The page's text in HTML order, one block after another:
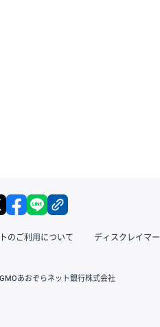
X facebook
のご利用について ディスクレイマー
あおぞらネット銀行株式会社